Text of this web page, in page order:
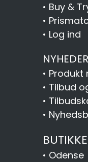
• Buy &
•
• Log ind
• Produkt
• Tilbud
•
•
• Odense